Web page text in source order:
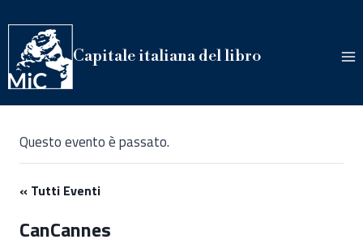
al
contenuto
Capitale italiana del libro
Questo evento è passato.
« Tutti Eventi
CanCannes